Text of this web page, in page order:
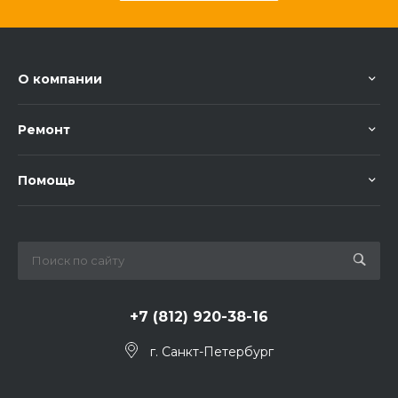
О компании
Ремонт
Помощь
+7 (812) 920-38-16
г. Санкт-Петербург